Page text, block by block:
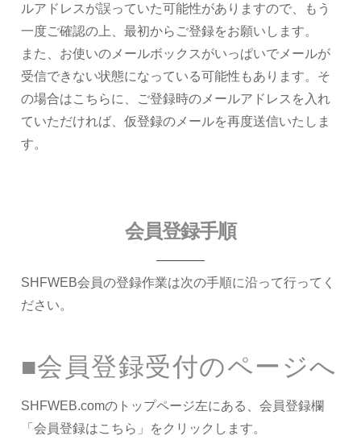
ルアドレスが誤っていた可能性がありますので、もう
一度ご確認の上、最初からご登録をお願いします。
また、お使いのメールボックスがいっぱいでメールが
受信できない状態になっている可能性もあります。そ
の場合はこちらに、ご登録時のメールアドレスを入れ
ていただければ、仮登録のメールを再度送信いたしま
す。
会員登録手順
SHFWEB会員の登録作業は次の手順に沿って行ってく
ださい。
■会員登録受付のページへ
SHFWEB.comのトップページ左にある、会員登録欄
「会員登録はこちら」をクリックします。